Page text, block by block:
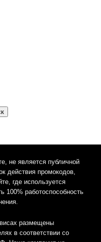
не является публичной
действия промокодов,
где используется
100% работоспособность
размещены
в соответствии со